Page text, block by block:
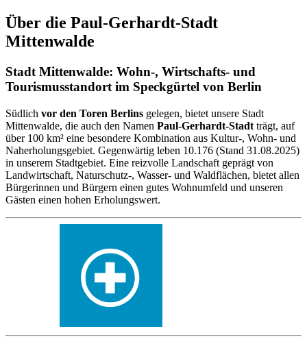
Über die Paul-Gerhardt-Stadt
Mittenwalde
Stadt Mittenwalde: Wohn-, Wirtschafts- und
Tourismusstandort im Speckgürtel von Berlin
Südlich vor den Toren Berlins gelegen, bietet unsere Stadt
Mittenwalde, die auch den Namen Paul-Gerhardt-Stadt trägt, auf
über 100 km² eine besondere Kombination aus Kultur-, Wohn- und
Naherholungsgebiet. Gegenwärtig leben 10.176 (Stand 31.08.2025)
in unserem Stadtgebiet. Eine reizvolle Landschaft geprägt von
Landwirtschaft, Naturschutz-, Wasser- und Waldflächen, bietet allen
Bürgerinnen und Bürgern einen gutes Wohnumfeld und unseren
Gästen einen hohen Erholungswert.